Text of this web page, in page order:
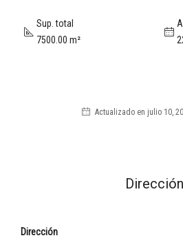
Sup. total
7500.00 m²
Actualizado en julio 10,
Dirección
Dirección